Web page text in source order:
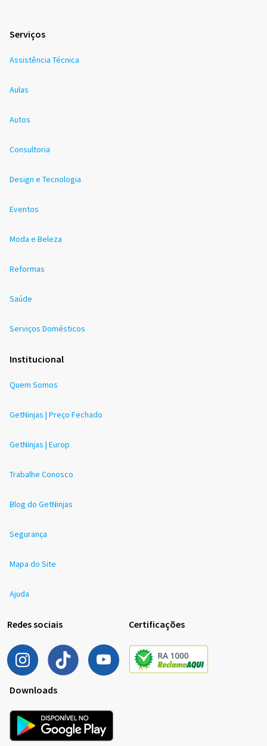
Serviços
Assistência Técnica
Aulas
Autos
Consultoria
Design e Tecnologia
Eventos
Moda e Beleza
Reformas
Saúde
Serviços Domésticos
Institucional
Quem Somos
GetNinjas | Preço Fechado
GetNinjas | Europ
Trabalhe Conosco
Blog do GetNinjas
Segurança
Mapa do Site
Ajuda
Redes sociais Certificações
Downloads